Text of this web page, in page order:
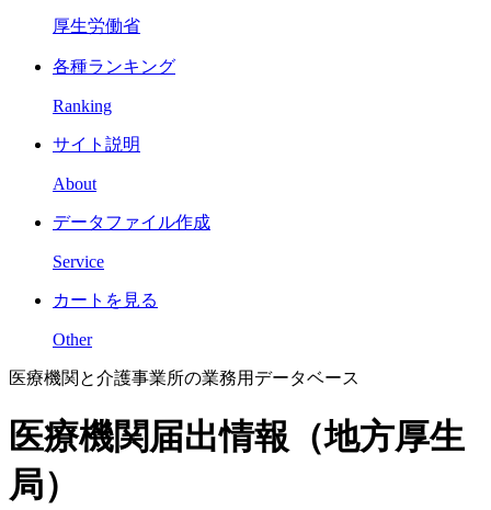
厚生労働省
各種ランキング
Ranking
サイト説明
About
データファイル作成
Service
カートを見る
Other
医療機関と介護事業所の業務用データベース
医療機関届出情報（地方厚生
局）